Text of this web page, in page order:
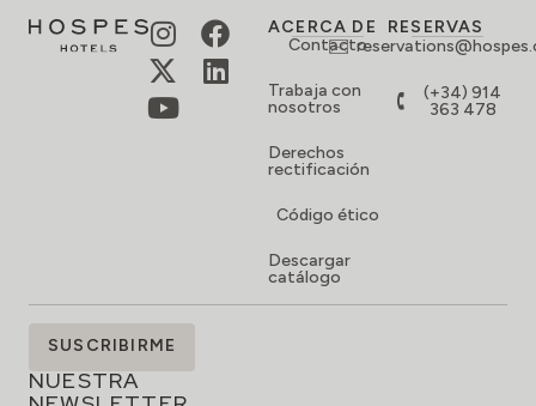
EN
TU
RESERVA